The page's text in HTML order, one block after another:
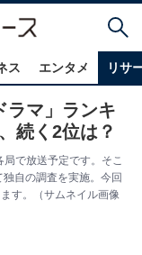
ス エンタメ リサ
ラマ」ランキ
続く2位は？
で放送予定です。そこ
自の調査を実施。今回
す。（サムネイル画像